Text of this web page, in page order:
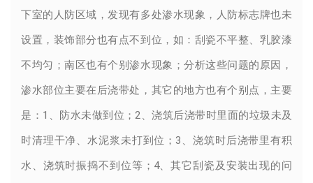
下室的人防区域，发现有多处渗水现象，人防标志牌也未
设置，装饰部分也有点不到位，如：刮瓷不平整、乳胶漆
不均匀；南区也有个别渗水现象；分析这些问题的原因，
渗水部位主要在后浇带处，其它的地方也有个别点，主要
是：1、防水未做到位；2、浇筑后浇带时里面的垃圾未及
时清理干净、水泥浆未打到位；3、浇筑时后浇带里有积
水、浇筑时振捣不到位等；4、其它刮瓷及安装出现的问